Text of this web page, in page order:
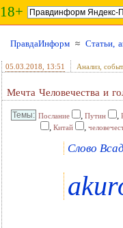
18+
ПравдаИнформ ≈ Статьи,
05.03.2018 , 13:51 Анализ,
Мечта Человечества и
Послание , Путин ,
, Китай ,
Слово